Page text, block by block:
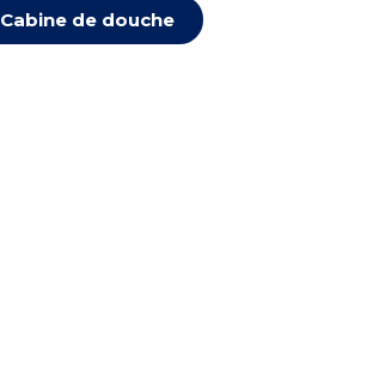
Cabine de douche